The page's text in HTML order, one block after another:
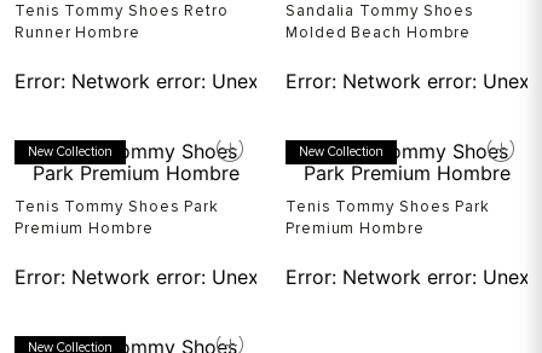
Tenis Tommy Shoes Retro
Runner Hombre
Error: Network error: Unexpected token T in JSON at
Sandalia Tommy Shoes
Molded Beach Hombre
Error: Network error:
New Collection
Tenis Tommy Shoes Park
Premium Hombre
Error: Network error: Unexpected token T in JSON at
New Collection
Tenis Tommy Shoes Park
Premium Hombre
Error: Network error:
New Collection